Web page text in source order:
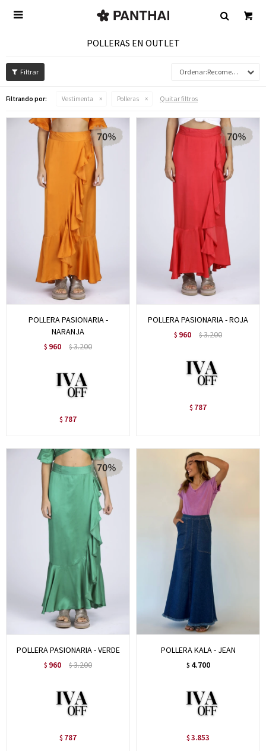

POLLERAS EN OUTLET
Recomendados
Filtrando por: Vestimenta Polleras Quitar filtros
POLLERA PASIONARIA -
NARANJA
$ 960 $3.200
$ 787
POLLERA PASIONARIA - ROJA
$ 960 $3.200
$ 787
POLLERA PASIONARIA - VERDE
$ 960 $3.200
$ 787
POLLERA KALA - JEAN
$ 4.700
$ 3.853